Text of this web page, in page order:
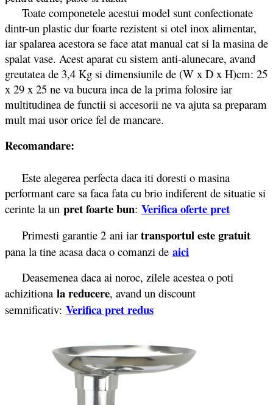
Toate componetele acestui model sunt confectionate
dintr-un plastic dur foarte rezistent si otel inox alimentar,
iar spalarea acestora se face atat manual cat si la masina de
spalat vase. Acest aparat cu sistem anti-alunecare, avand
greutatea de 3,4 Kg si dimensiunile de (W x D x H)cm: 25
x 29 x 25 ne va bucura inca de la prima folosire iar
multitudinea de functii si accesorii ne va ajuta sa preparam
mult mai usor orice fel de mancare.
Recomandare:
Este alegerea perfecta daca iti doresti o masina
performant care sa faca fata cu brio indiferent de situatie si
cerinte la un pret foarte bun: Verifica oferte pret
Primesti garantie 2 ani iar transportul este gratuit
pana la tine acasa daca o comanzi de aici
Deasemenea daca ai noroc, zilele acestea o poti
achizitiona la reducere, avand un discount
semnificativ: Verifica pret redus